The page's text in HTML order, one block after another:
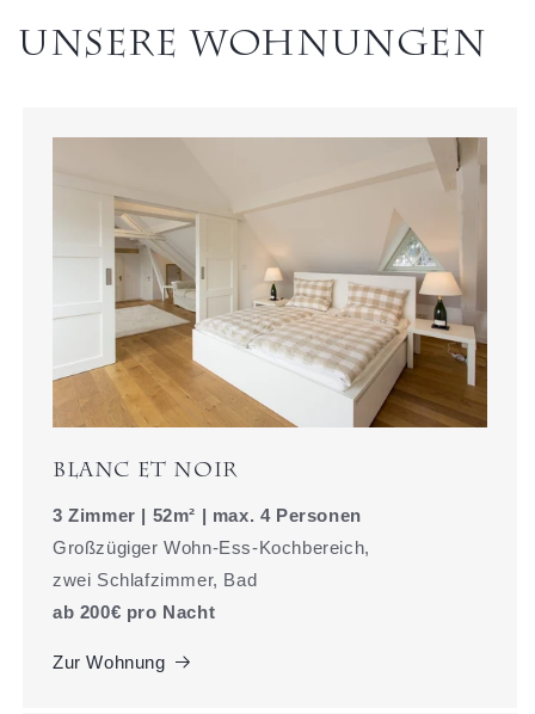
Unsere Wohnungen
Blanc et Noir
3 Zimmer | 52m² | max. 4 Personen
Großzügiger Wohn-Ess-Kochbereich,
zwei Schlafzimmer, Bad
ab 200€ pro Nacht
Zur Wohnung